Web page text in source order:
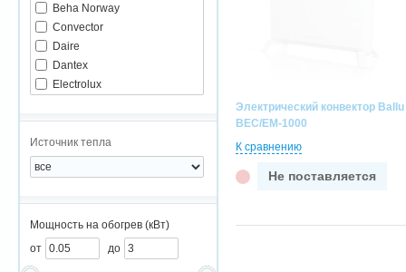
Beha Norway
Convector
Daire
Dantex
Electrolux
General
Nobo
Noirot
Stiebel Eltron
Тропик
Источник тепла
Мощность на обогрев (кВт)
от
до
Электрический конвектор Ballu
BEC/EM-1000
К сравнению
Не поставляется